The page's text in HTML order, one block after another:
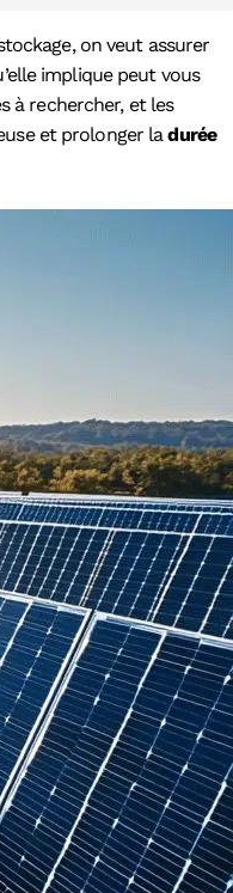
on veut assurer
implique peut vous
à rechercher, et les
et prolonger ladurée